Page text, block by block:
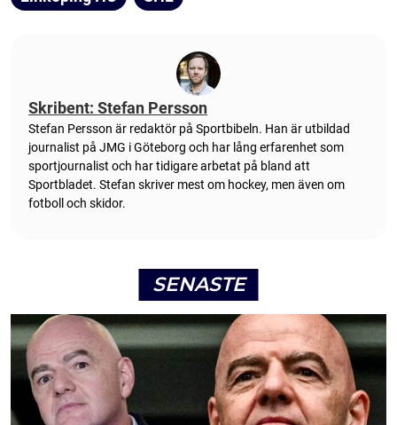
Skribent: Stefan Persson
Stefan Persson är redaktör på Sportbibeln. Han är utbildad
journalist på JMG i Göteborg och har lång erfarenhet som
sportjournalist och har tidigare arbetat på bland att
Sportbladet. Stefan skriver mest om hockey, men även om
fotboll och skidor.
SENASTE